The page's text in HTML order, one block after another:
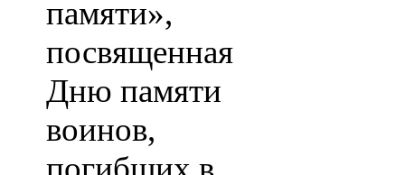
памяти»,
посвященная
Дню памяти
воинов,